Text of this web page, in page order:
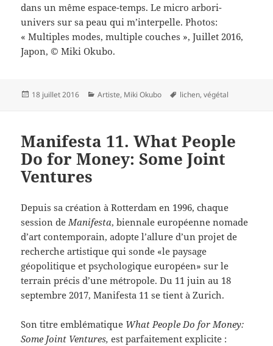
dans un même espace-temps. Le micro arbori-
univers sur sa peau qui m’interpelle. Photos:
« Multiples modes, multiple couches », Juillet 2016,
Japon, © Miki Okubo.
Publié
18 juillet 2016 Catégories
Artiste, Miki Okubo
Mots-
lichen,végétal
Manifesta 11. What People
Do for Money: Some Joint
Ventures
Depuis sa création à Rotterdam en 1996, chaque
session de Manifesta, biennale européenne nomade
d’art contemporain, adopte l’allure d’un projet de
recherche artistique qui sonde «le paysage
géopolitique et psychologique européen» sur le
terrain précis d’une métropole. Du 11 juin au 18
septembre 2017, Manifesta 11 se tient à Zurich.
Son titre emblématique What People Do for Money:
Some Joint Ventures, est parfaitement explicite :